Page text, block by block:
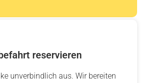
reservieren
unverbindlich aus. Wir bereiten